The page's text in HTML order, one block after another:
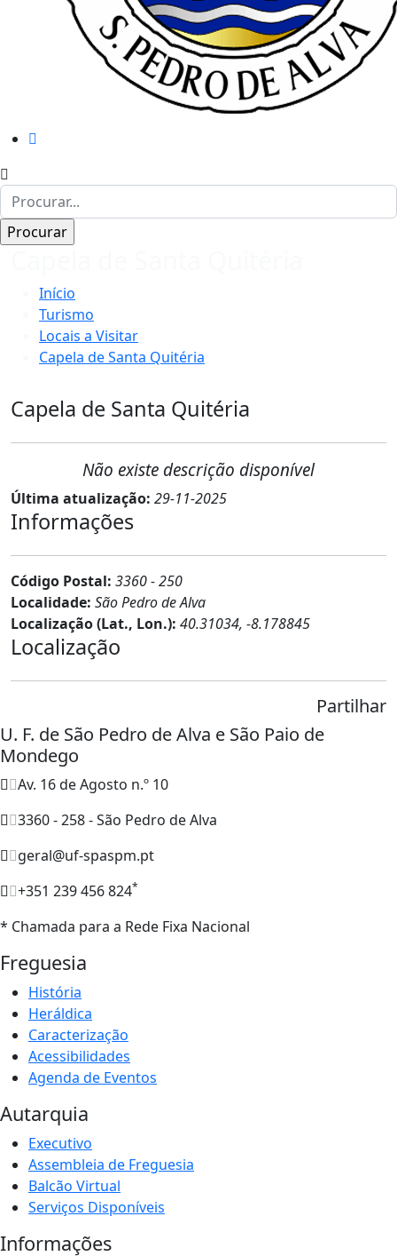
Início
Turismo
Locais a Visitar
Capela de Santa Quitéria
Capela de Santa Quitéria
Não existe descrição disponível
Última atualização: 29-11-2025
Informações
Código Postal: 3360 - 250
Localidade: São Pedro de Alva
Localização (Lat., Lon.): 40.31034, -8.178845
Localização
Partilhar
U. F. de São Pedro de Alva e São Paio de
Mondego
Av. 16 de Agosto n.º 10
3360 - 258 - São Pedro de Alva
geral@uf-spaspm.pt
+351 239 456 824*
* Chamada para a Rede Fixa Nacional
Freguesia
História
Heráldica
Caracterização
Acessibilidades
Agenda de Eventos
Autarquia
Executivo
Assembleia de Freguesia
Balcão Virtual
Serviços Disponíveis
Informações